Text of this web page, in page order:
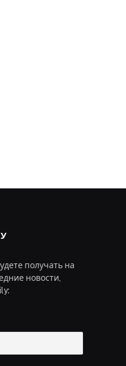
получать на
новости,